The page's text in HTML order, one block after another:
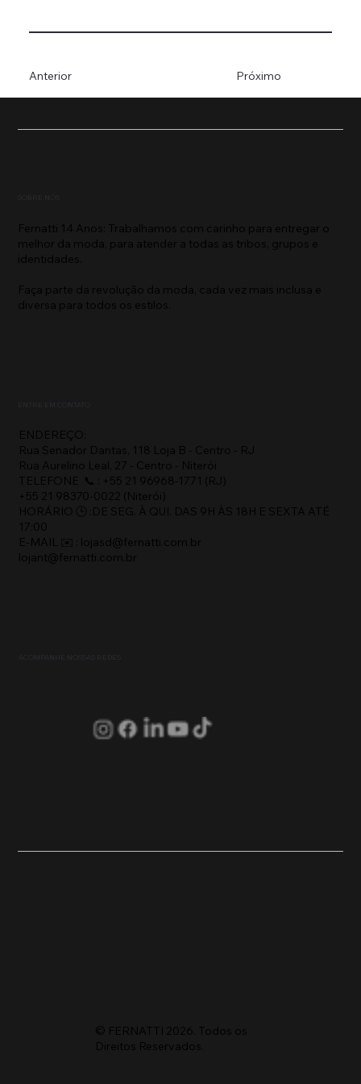
Próximo
Anterior
SOBRE NÓS
Fernatti 14 Anos: Trabalhamos com carinho para entregar o
melhor da moda, para atender a todas as tribos, grupos e
identidades.
Faça parte da revolução da moda, cada vez mais inclusa e
diversa para todos os estilos.
ENTRE EM CONTATO
ENDEREÇO:
Rua Senador Dantas, 118 Loja B - Centro - RJ
Rua Aurelino Leal, 27 - Centro - Niterói
TELEFONE 📞 : +55 21 96968-1771 (RJ)
+55 21 98370-0022 (Niterói)
HORÁRIO 🕒 :DE SEG. À QUI. DAS 9H ÀS 18H E SEXTA ATÉ
17:00
E-MAIL ✉️ : lojasd@fernatti.com.br
lojant@fernatti.com.br
ACOMPANHE NOSSAS REDES
© FERNATTI 2026. Todos os
Direitos Reservados.